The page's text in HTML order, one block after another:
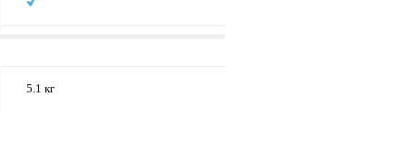
5.1 кг